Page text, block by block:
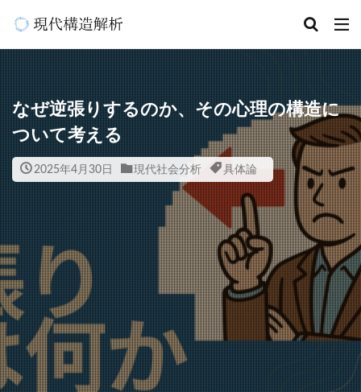
なぜ逆張りするのか、その心理の構造に
ついて考える
2025年4月30日 現代社会分析 具体論